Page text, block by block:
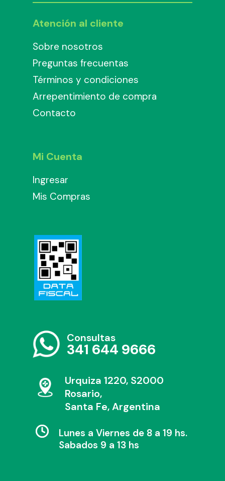
Atención al cliente
Sobre nosotros
Preguntas frecuentas
Términos y condiciones
Arrepentimiento de compra
Contacto
Mi Cuenta
Ingresar
Mis Compras
Consultas
341 644 9666
Urquiza 1220, S2000
Rosario,
Santa Fe, Argentina
Lunes a Viernes de 8 a 19 hs.
Sabados 9 a 13 hs